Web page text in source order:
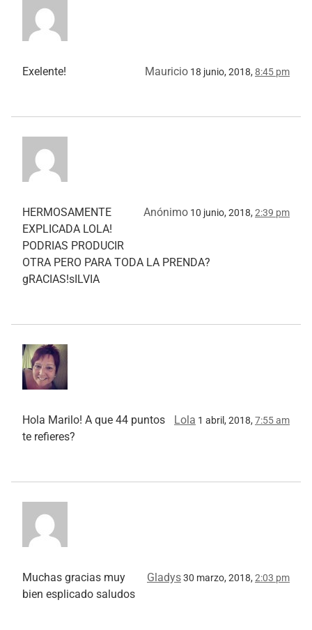
Mauricio 18 junio, 2018, 8:45 pm
Exelente!
Anónimo 10 junio, 2018, 2:39 pm
HERMOSAMENTE
EXPLICADA LOLA!
PODRIAS PRODUCIR
OTRA PERO PARA TODA LA PRENDA?
gRACIAS!sILVIA
Lola 1 abril, 2018, 7:55 am
Hola Marilo! A que 44 puntos
te refieres?
Gladys30 marzo, 2018, 2:03 pm
Muchas gracias muy
bien esplicado saludos